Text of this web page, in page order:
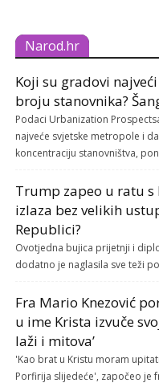
Narod.hr
Koji su gradovi
broju stanovnika?
Podaci Urbanization
najveće svjetske metropole i
koncentraciju stanovništva,
Trump zapeo u ratu
izlaza bez velikih
Republici?
Ovotjedna bujica prijetnji i
dodatno je naglasila sve teži
Fra Mario Knezović
u ime Krista izvuče
laži i mitova’
'Kao brat u Kristu moram
Porfirija slijedeće', započeo je